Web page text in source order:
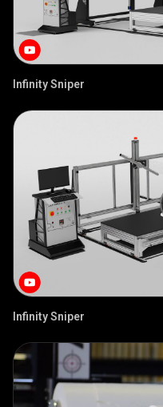
Infinity Sniper
Infinity Sniper